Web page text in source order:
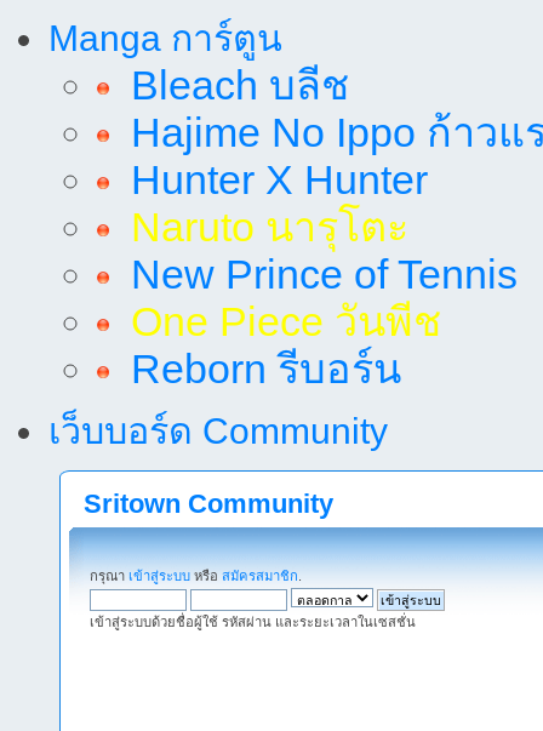
Manga การ์ตูน
Bleach บลีช
Hajime No Ippo ก้าวแ
Hunter X Hunter
Naruto นารุโตะ
New Prince of Tennis
One Piece วันพีช
Reborn รีบอร์น
เว็บบอร์ด Community
Sritown Community
กรุณา เข้าสู่ระบบ หรือ สมัครสมาชิก
เข้าสู่ระบบด้วยชื่อผู้ใช้ รหัสผ่าน และระยะเวลาในเซสชั่น